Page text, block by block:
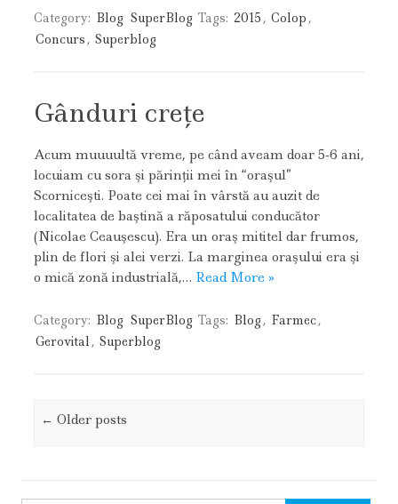
Category: Blog SuperBlog Tags: 2015 , Colop ,
Concurs , Superblog
Gânduri creţe
Acum muuuultă vreme, pe când aveam doar 5-6 ani,
locuiam cu sora şi părinţii mei în “oraşul”
Scorniceşti. Poate cei mai în vârstă au auzit de
localitatea de baştină a răposatului conducător
(Nicolae Ceauşescu). Era un oraş mititel dar frumos,
plin de flori şi alei verzi. La marginea oraşului era şi
o mică zonă industrială,… Read More »
Category: Blog SuperBlog Tags: Blog, Farmec,
Gerovital , Superblog
Post navigation
← Older posts